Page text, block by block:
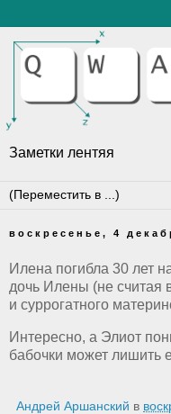
Заметки лентяя
воскресенье, 4
Илена погибла 30 лет
дочь Илены (не считая
и суррогатного
Интересно, а Элиот
бабочки может лишить
Андрей Аршанский в